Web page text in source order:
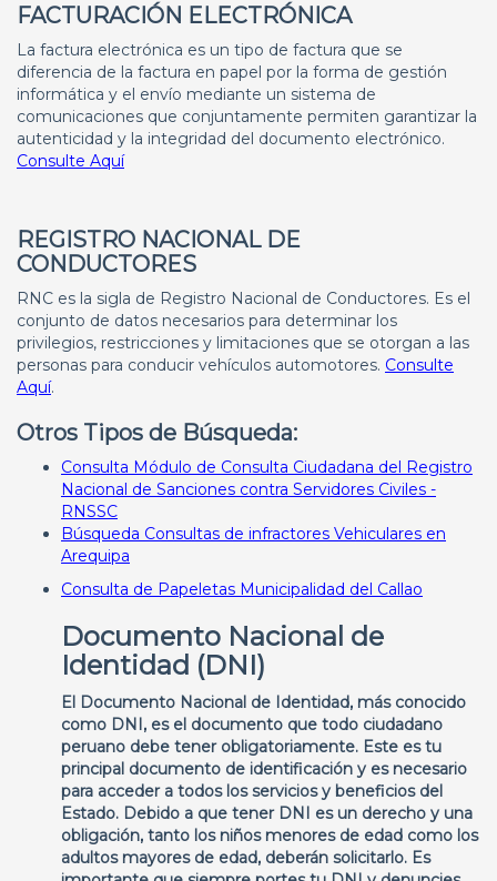
FACTURACIÓN ELECTRÓNICA
La factura electrónica es un tipo de factura que se
diferencia de la factura en papel por la forma de gestión
informática y el envío mediante un sistema de
comunicaciones que conjuntamente permiten garantizar la
autenticidad y la integridad del documento electrónico.
Consulte Aquí
REGISTRO NACIONAL DE
CONDUCTORES
RNC es la sigla de Registro Nacional de Conductores. Es el
conjunto de datos necesarios para determinar los
privilegios, restricciones y limitaciones que se otorgan a las
personas para conducir vehículos automotores. Consulte
Aquí.
Otros Tipos de Búsqueda:
Consulta Módulo de Consulta Ciudadana del Registro
Nacional de Sanciones contra Servidores Civiles -
RNSSC
Búsqueda Consultas de infractores Vehiculares en
Arequipa
Consulta de Papeletas Municipalidad del Callao
Documento Nacional de
Identidad (DNI)
El Documento Nacional de Identidad, más conocido
como DNI, es el documento que todo ciudadano
peruano debe tener obligatoriamente. Este es tu
principal documento de identificación y es necesario
para acceder a todos los servicios y beneficios del
Estado. Debido a que tener DNI es un derecho y una
obligación, tanto los niños menores de edad como los
adultos mayores de edad, deberán solicitarlo. Es